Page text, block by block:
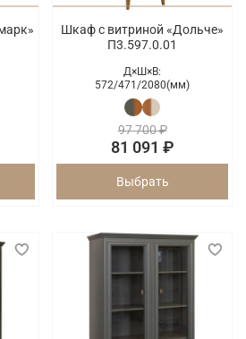
Шкаф с витриной «Дольче»
П3.597.0.01
Д×Ш×В:
572/471/2080(мм)
97 700 ₽
81 091 ₽
Выбрать